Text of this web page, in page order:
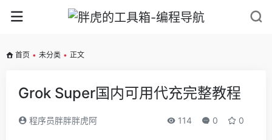
首页 • 未分类 • 正文
Grok Super国内可用代充完整教程
程序员胖胖胖虎阿 114 0 0